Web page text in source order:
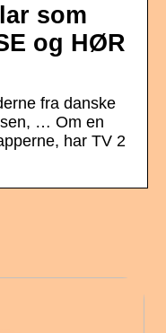
som
og HØR
fra danske
… Om en
har TV 2